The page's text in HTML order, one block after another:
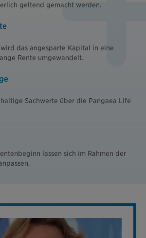
geltend gemacht werden.
das angesparte Kapital in eine
Rente umgewandelt.
Sachwerte über die Pangaea Life
lassen sich im Rahmen der